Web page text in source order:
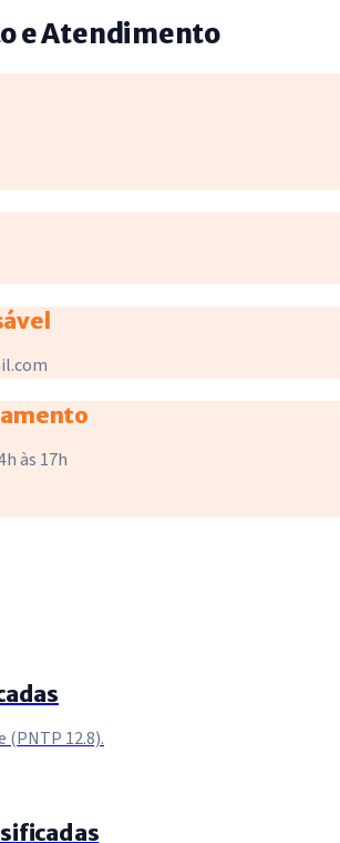
e Atendimento
às 17h
12.8).